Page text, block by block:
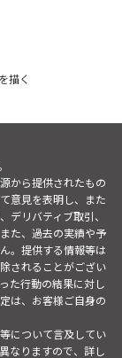
描く
から提供されたもの
意見を表明し、また
デリバティブ取引、
た、過去の実績や予
。提供する情報等は
されることがござい
た行動の結果に対し
は、お客様ご自身の
について言及してい
なりますので、詳し